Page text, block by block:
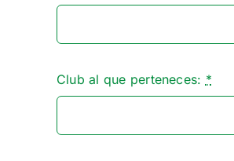
Club al que perteneces: *